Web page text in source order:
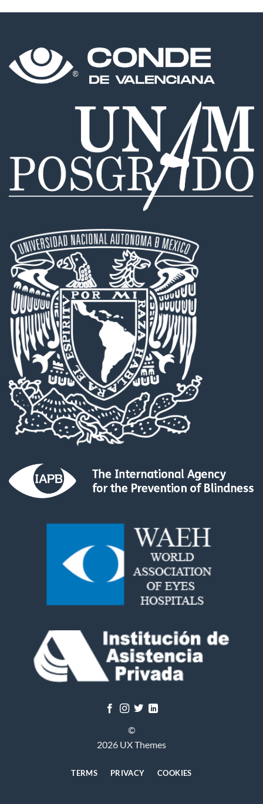
©
2026 UX Themes
TERMS PRIVACY COOKIES